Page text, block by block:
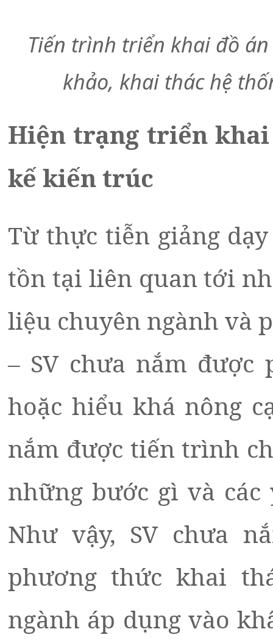
Tiến trình triển khai đồ
khảo, khai thác hệ
Hiện trạng triển
kế kiến trúc
Từ thực tiễn giảng
tồn tại liên quan tới
liệu chuyên ngành và
– SV chưa nắm
hoặc hiểu khá nông
nắm được tiến trình
những bước gì và
Như vậy, SV chưa
phương thức khai
ngành áp dụng vào